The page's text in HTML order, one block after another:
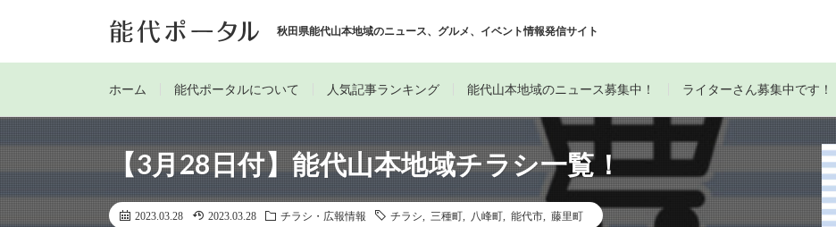
秋田県能代山本地域のニュース、グルメ、イベント情報発信サイト
ホーム 能代ポータルについて 人気記事ランキング 能代山本地域のニュース募集中！ ライターさん募集中です！
【3月28日付】能代山本地域チラシ一覧！
2023.03.28 2023.03.28 チラシ・広報情報 チラシ 三種町 八峰町 能代市 藤里町